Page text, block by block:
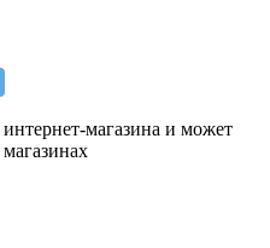
магазина и может